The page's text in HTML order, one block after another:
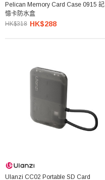
Pelican Memory Card Case 0915 記
憶卡防水盒
HK$318 HK$288
Ulanzi CC02 Portable SD Card